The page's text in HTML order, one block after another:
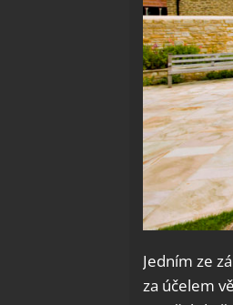
Jedním ze
za účelem